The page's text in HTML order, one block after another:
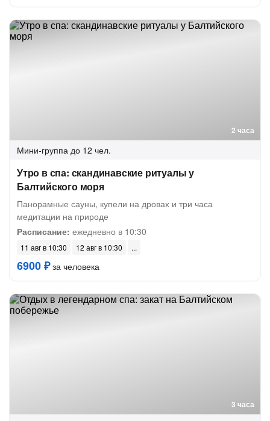
2 часа
Мини-группа до 12 чел.
Утро в спа: скандинавские ритуалы у
Балтийского моря
Панорамные сауны, купели на дровах и три часа
медитации на природе
Расписание: ежедневно в 10:30
11 авг в 10:30 12 авг в 10:30
6900 ₽за человека
3 часа